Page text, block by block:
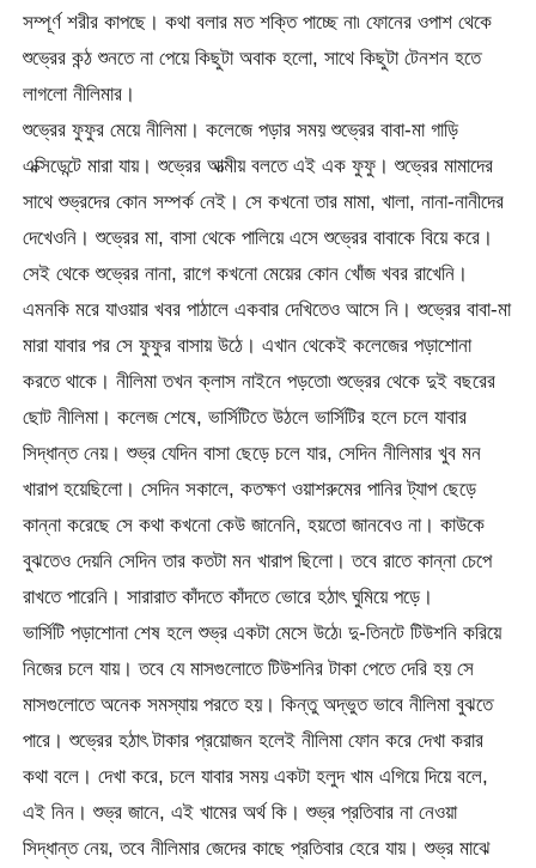
সম্পূর্ণ শরীর কাপছে। কথা বলার মত শক্তি পাচ্ছে না৷ ফোনের ওপাশ থেকে
শুভ্রের কন্ঠ শুনতে না পেয়ে কিছুটা অবাক হলো, সাথে কিছুটা টেনশন হতে
লাগলো নীলিমার।
শুভ্রের ফুফুর মেয়ে নীলিমা। কলেজে পড়ার সময় শুভ্রের বাবা-মা গাড়ি
এক্সিডেন্টে মারা যায়। শুভ্রের আত্মীয় বলতে এই এক ফুফু। শুভ্রের মামাদের
সাথে শুভ্রদের কোন সম্পর্ক নেই। সে কখনো তার মামা, খালা, নানা-নানীদের
দেখেওনি। শুভ্রের মা, বাসা থেকে পালিয়ে এসে শুভ্রের বাবাকে বিয়ে করে।
সেই থেকে শুভ্রের নানা, রাগে কখনো মেয়ের কোন খোঁজ খবর রাখেনি।
এমনকি মরে যাওয়ার খবর পাঠালে একবার দেখিতেও আসে নি। শুভ্রের বাবা-মা
মারা যাবার পর সে ফুফুর বাসায় উঠে। এখান থেকেই কলেজের পড়াশোনা
করতে থাকে। নীলিমা তখন ক্লাস নাইনে পড়তো৷ শুভ্রের থেকে দুই বছরের
ছোট নীলিমা। কলেজ শেষে, ভার্সিটিতে উঠলে ভার্সিটির হলে চলে যাবার
সিদ্ধান্ত নেয়। শুভ্র যেদিন বাসা ছেড়ে চলে যার, সেদিন নীলিমার খুব মন
খারাপ হয়েছিলো। সেদিন সকালে, কতক্ষণ ওয়াশরুমের পানির ট্যাপ ছেড়ে
কান্না করেছে সে কথা কখনো কেউ জানেনি, হয়তো জানবেও না। কাউকে
বুঝতেও দেয়নি সেদিন তার কতটা মন খারাপ ছিলো। তবে রাতে কান্না চেপে
রাখতে পারেনি। সারারাত কাঁদতে কাঁদতে ভোরে হঠাৎ ঘুমিয়ে পড়ে।
ভার্সিটি পড়াশোনা শেষ হলে শুভ্র একটা মেসে উঠে৷ দু-তিনটে টিউশনি করিয়ে
নিজের চলে যায়। তবে যে মাসগুলোতে টিউশনির টাকা পেতে দেরি হয় সে
মাসগুলোতে অনেক সমস্যায় পরতে হয়। কিন্তু অদ্ভুত ভাবে নীলিমা বুঝতে
পারে। শুভ্রের হঠাৎ টাকার প্রয়োজন হলেই নীলিমা ফোন করে দেখা করার
কথা বলে। দেখা করে, চলে যাবার সময় একটা হলুদ খাম এগিয়ে দিয়ে বলে,
এই নিন। শুভ্র জানে, এই খামের অর্থ কি। শুভ্র প্রতিবার না নেওয়া
সিদ্ধান্ত নেয়, তবে নীলিমার জেদের কাছে প্রতিবার হেরে যায়। শুভ্র মাঝে